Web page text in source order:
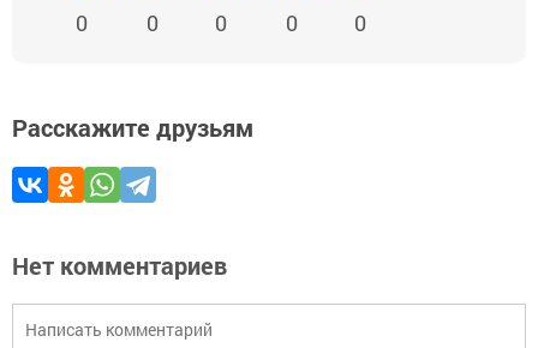
0 0 0 0 0
Расскажите друзьям
Нет комментариев